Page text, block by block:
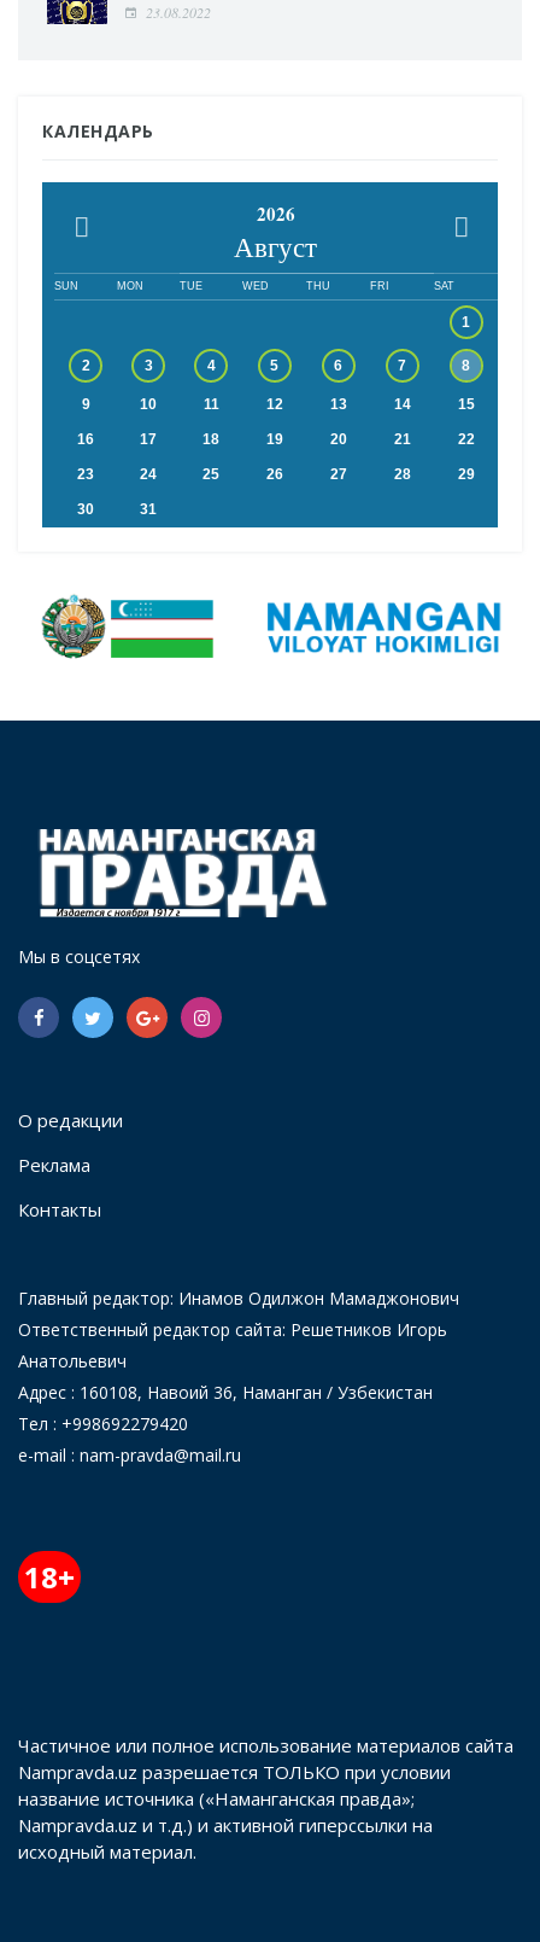
23.08.2022
КАЛЕНДАРЬ
2026
Август
SUN MON TUE WED THU FRI SAT
1
2 3 4 5 6 7 8
9 10 11 12 13 14 15
16 17 18 19 20 21 22
23 24 25 26 27 28 29
30 31
Мы в соцсетях
О редакции
Реклама
Контакты
Главный редактор: Инамов Одилжон Мамаджонович
Ответственный редактор сайта: Решетников Игорь
Анатольевич
Адрес : 160108, Навоий 36, Наманган / Узбекистан
Тел : +998692279420
e-mail : nam-pravda@mail.ru
18+
Частичное или полное использование материалов сайта
Nampravda.uz разрешается ТОЛЬКО при условии
название источника («Наманганская правда»;
Nampravda.uz и т.д.) и активной гиперссылки на
исходный материал.